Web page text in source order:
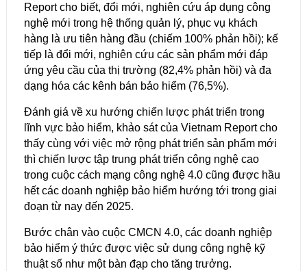
Report cho biết, đổi mới, nghiên cứu áp dụng công
nghệ mới trong hệ thống quản lý, phục vụ khách
hàng là ưu tiên hàng đầu (chiếm 100% phản hồi); kế
tiếp là đổi mới, nghiên cứu các sản phẩm mới đáp
ứng yêu cầu của thị trường (82,4% phản hồi) và đa
dạng hóa các kênh bán bảo hiểm (76,5%).
Đánh giá về xu hướng chiến lược phát triển trong
lĩnh vực bảo hiểm, khảo sát của Vietnam Report cho
thấy cùng với việc mở rộng phát triển sản phẩm mới
thì chiến lược tập trung phát triển công nghệ cao
trong cuộc cách mạng công nghệ 4.0 cũng được hầu
hết các doanh nghiệp bảo hiểm hướng tới trong giai
đoạn từ nay đến 2025.
Bước chân vào cuộc CMCN 4.0, các doanh nghiệp
bảo hiểm ý thức được việc sử dụng công nghệ kỹ
thuật số như một bàn đạp cho tăng trưởng.